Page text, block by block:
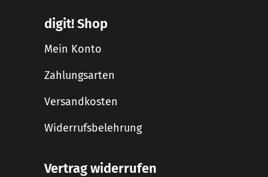
digit! Shop
Mein Konto
Zahlungsarten
Versandkosten
Widerrufsbelehrung
Vertrag widerrufen